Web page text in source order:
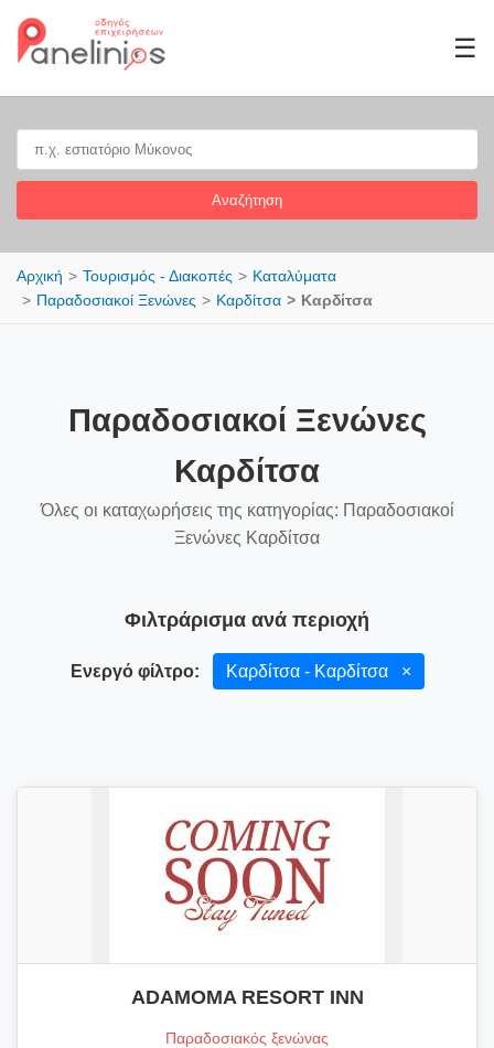
☰
Αναζήτηση
Αρχική Τουρισμός - Διακοπές
Καταλύματα
Παραδοσιακοί Ξενώνες
Καρδίτσα Καρδίτσα
Παραδοσιακοί Ξενώνες
Καρδίτσα
Όλες οι καταχωρήσεις της κατηγορίας: Παραδοσιακοί
Ξενώνες Καρδίτσα
Φιλτράρισμα ανά περιοχή
Ενεργό φίλτρο: Καρδίτσα - Καρδίτσα ×
ADAMOMA RESORT INN
Παραδοσιακός ξενώνας